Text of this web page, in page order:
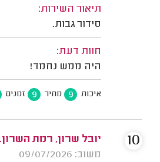
תיאור השירות:
סידור גבות.
חוות דעת:
היה ממש נחמד!
איכות 9 מחיר 9 זמנים
יובל שרון, רמת השרון.
משוב: 09/07/2026
10